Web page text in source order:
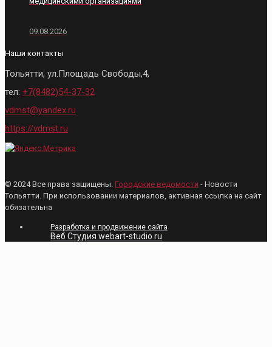
09.08.2026
Наши контакты
Тольятти, ул.Площадь Свободы,4,
тел: +7(8482)54-37-32
vdmst@yandex.ru
https://vdmst.ru
© 2024 Все права защищены. Городские ведомости - Новости
Тольятти. При использовании материалов, активная ссылка на сайт
обязательна
Разработка и продвижение сайта
Веб Студия webart-studio.ru